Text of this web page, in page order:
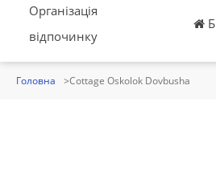
Організація
відпочинку
Головна Cottage Oskolok Dovbusha